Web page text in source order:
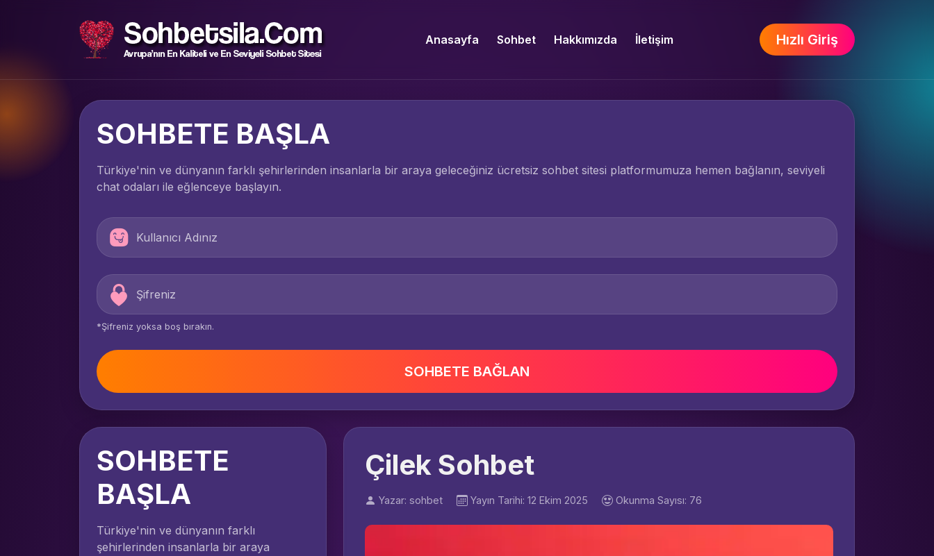
Anasayfa Sohbet Hakkımızda İletişim Hızlı Giriş
SOHBETE BAŞLA
Türkiye'nin ve dünyanın farklı şehirlerinden insanlarla bir araya geleceğiniz ücretsiz sohbet sitesi platformumuza hemen bağlanın, seviyeli
chat odaları ile eğlenceye başlayın.
*Şifreniz yoksa boş bırakın.
SOHBETE BAĞLAN
Çilek Sohbet
Yazar: sohbet Yayın Tarihi: 12 Ekim 2025 Okunma Sayısı: 76
SOHBETE
BAŞLA
Türkiye'nin ve dünyanın farklı
şehirlerinden insanlarla bir araya